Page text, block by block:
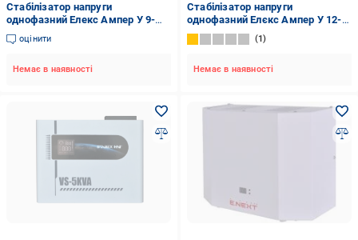
Стабілізатор напруги
однофазний Елекс Ампер У 9-
1/25 v2.1 5,5 кВт 25А LCD-
дисплей
оцінити
Немає в наявності
Стабілізатор напруги
однофазний Елєкс Ампер У 12-
1/25 v2.1 5,5 кВт 25 А
1
Немає в наявності